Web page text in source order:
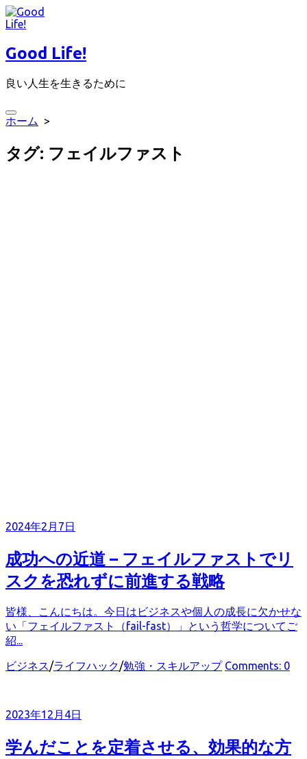
コ
ン
ン
へ
キ
ッ
Good Life!
良い人生を生きるために
検
り
ホーム >
タグ: フェイルファスト
2024年2月7日
成功への近道 – フェイルファストでリ
スクを恐れずに前進する戦略
皆様、こんにちは。今日はビジネスや個人の成長に欠かせな
い「フェイルファスト（fail-fast）」という哲学についてご
紹...
カ
リ
ー
ビジネス/ライフハック/勉強・スキルアップ Comments: 0
2023年12月4日
学んだことを定着させる、効果的な方